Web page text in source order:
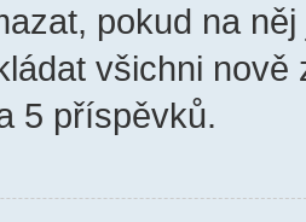
pokud na
všichni
5 příspěvků.